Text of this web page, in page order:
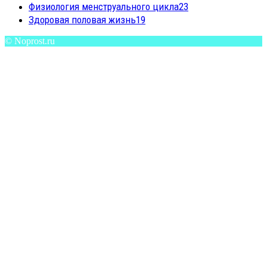
Физиология менструального цикла23
Здоровая половая жизнь19
© Noprost.ru